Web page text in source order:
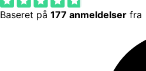
Baseret på 177 anmeldelser fra